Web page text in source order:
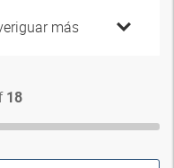
más
18